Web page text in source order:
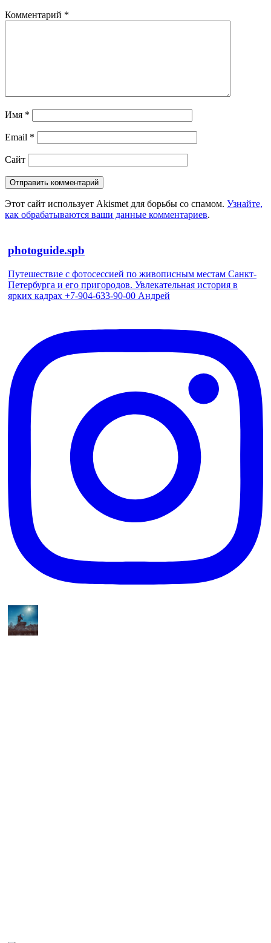
Комментарий *
Имя *
Email *
Сайт
Этот сайт использует Akismet для борьбы со спамом. Узнайте,
как обрабатываются ваши данные комментариев.
photoguide.spb
Путешествие с фотосессией по живописным местам Санкт-
Петербурга и его пригородов. Увлекательная история в
ярких кадрах +7-904-633-90-00 Андрей